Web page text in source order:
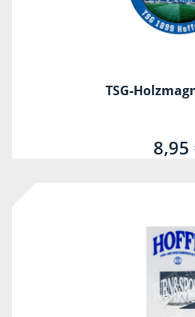
TSG-
8,95